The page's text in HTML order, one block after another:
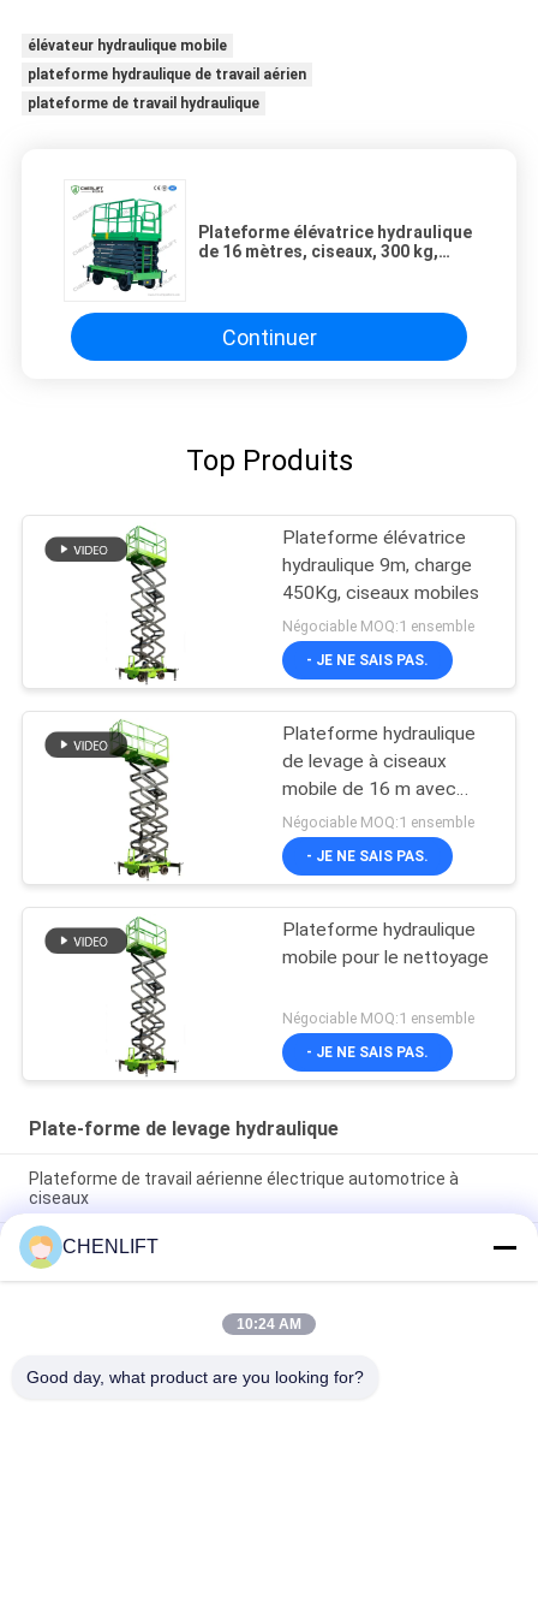
élévateur hydraulique mobile
plateforme hydraulique de travail aérien
plateforme de travail hydraulique
Plateforme élévatrice hydraulique
de 16 mètres, ciseaux, 300 kg,
Continuer
Top Produits
Plateforme élévatrice
hydraulique 9m, charge
450Kg, ciseaux mobiles
Négociable MOQ:1 ensemble
- JE NE SAIS PAS.
Plateforme hydraulique
de levage à ciseaux
mobile de 16 m avec
plateforme d'extension
Négociable MOQ:1 ensemble
- JE NE SAIS PAS.
Plateforme hydraulique
mobile pour le nettoyage
Négociable MOQ:1 ensemble
- JE NE SAIS PAS.
Plate-forme de levage hydraulique
Plateforme de travail aérienne électrique automotrice à
ciseaux
Plateforme hydraulique de 10 m élévateur électrique à
ciseaux autopropulsé avec plateforme d'extension 450 kg de
charge
Plateforme de levage hydraulique de 10 mètres Plateforme de
CHENLIFT
10:24 AM
Good day, what product are you looking for?